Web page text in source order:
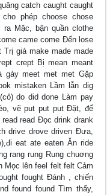
catch caught caught
phép choose chose
Mặc, bận quần clothe
came come Đến lose
giá make made made
crept Bị mean meant
gáy meet met met Gặp
mistaken Lầm lẫn dig
do did done Làm pay
vẽ put put put Đặt, để
read Đọc drink drank
drive drove driven Đưa,
eat ate eaten Ăn ride
rang rung Rung chuơng
Mọc lên feel felt felt Cảm
fought Đánh , chiến
found found Tìm thấy,